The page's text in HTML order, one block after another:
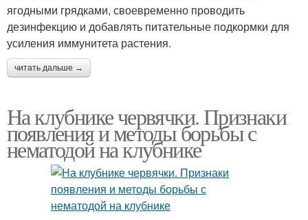
ягодными грядками, своевременно проводить
дезинфекцию и добавлять питательные подкормки для
усиления иммунитета растения.
читать дальше →
На клубнике червячки. Признаки
появления и методы борьбы с
нематодой на клубнике